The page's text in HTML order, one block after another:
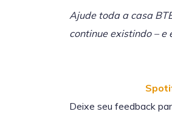
Ajude toda a casa
continue existindo – e
Deixe seu feedback